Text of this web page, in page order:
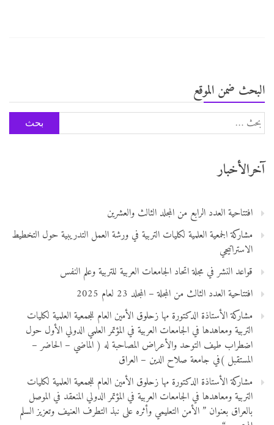
البحث ضمن الموقع
البحث
عن:
آخرالأخبار
افتتاحية العدد الرابع من المجلد الثالث والعشرين
مشاركة الجمعية العلمية لكليات التربية في ورشة العمل التدريبية حول التخطيط
الاستراتيجي
قواعد النشر في مجلة اتحاد الجامعات العربية للتربية وعلم النفس
افتتاحية العدد الثالث من المجلة – المجلد 23 لعام 2025
مشاركة الأستاذة الدكتورة مها زحلوق الأمين العام للجمعية العلمية لكليات
التربية ومعاهدها في الجامعات العربية في المؤتمر العلمي الدولي الأول حول
اضطراب طيف التوحد والأعراض المصاحبة له ( الماضي – الحاضر –
المستقبل )في جامعة صلاح الدين – العراق
مشاركة الأستاذة الدكتورة مها زحلوق الأمين العام للجمعية العلمية لكليات
التربية ومعاهدها في الجامعات العربية في المؤتمر الدولي المنعقد في الموصل
بالعراق بعنوان ” الأمن التعليمي وأثره على نبذ التطرف العنيف وتعزيز السلم